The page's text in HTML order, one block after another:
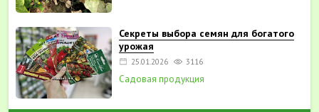
Секреты выбора семян для богатого
урожая
25.01.2026 3116
Садовая продукция